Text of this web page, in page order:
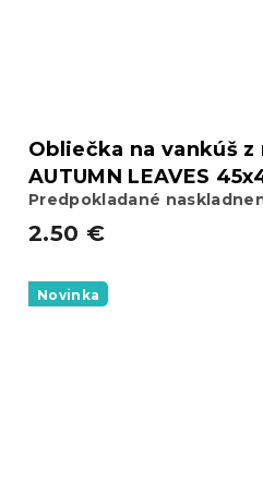
Obliečka na vankúš
AUTUMN LEAVES
Predpokladané
2.50 €
Novinka